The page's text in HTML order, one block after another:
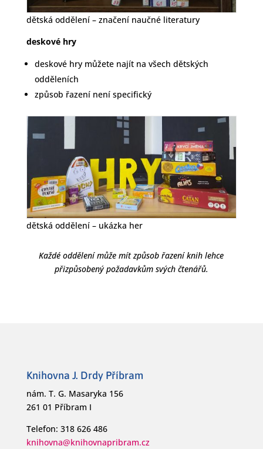
dětská oddělení – značení naučné literatury
deskové hry
deskové hry můžete najít na všech dětských
odděleních
způsob řazení není specifický
dětská oddělení – ukázka her
Každé oddělení může mít způsob řazení knih lehce
přizpůsobený požadavkům svých čtenářů.
Knihovna J. Drdy Příbram
nám. T. G. Masaryka 156
261 01 Příbram I
Telefon: 318 626 486
knihovna@knihovnapribram.cz